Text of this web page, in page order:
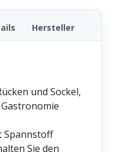
Hersteller
und Sockel,
Spannstoff
Sie den